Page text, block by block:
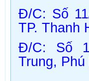
Đ/C: Số
TP. Thanh
Đ/C: Số
Trung,